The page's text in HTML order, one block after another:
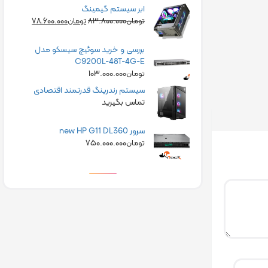
ابر سیستم گیمینگ
تومان۸۳.۸۰۰.۰۰۰تومان۷۸.۶۰۰.۰۰۰
بررسی و خرید سوئیچ سیسکو مدل
C9200L-48T-4G-E
تومان۱۰۳.۰۰۰.۰۰۰
سیستم رندرینگ قدرتمند اقتصادی
تماس بگیرید
سرور new HP G11 DL360
تومان۷۵۰.۰۰۰.۰۰۰